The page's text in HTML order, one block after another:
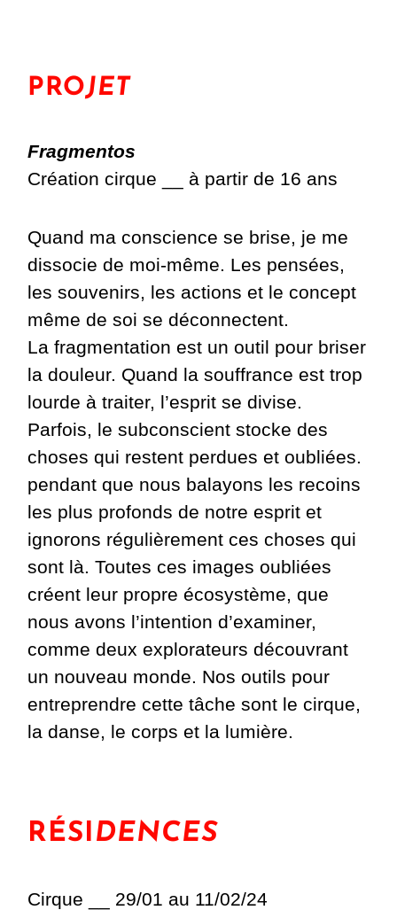
PROJET
Fragmentos
Création cirque __ à partir de 16 ans
Quand ma conscience se brise, je me
dissocie de moi-même. Les pensées,
les souvenirs, les actions et le concept
même de soi se déconnectent.
La fragmentation est un outil pour briser
la douleur. Quand la souffrance est trop
lourde à traiter, l’esprit se divise.
Parfois, le subconscient stocke des
choses qui restent perdues et oubliées.
pendant que nous balayons les recoins
les plus profonds de notre esprit et
ignorons régulièrement ces choses qui
sont là. Toutes ces images oubliées
créent leur propre écosystème, que
nous avons l’intention d’examiner,
comme deux explorateurs découvrant
un nouveau monde. Nos outils pour
entreprendre cette tâche sont le cirque,
la danse, le corps et la lumière.
RÉSIDENCES
Cirque __ 29/01 au 11/02/24